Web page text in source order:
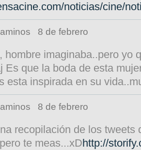
noticias/cine/
8 de febrero
hombre imaginaba..pero yo
Es que la boda de esta
esta inspirada en su
8 de febrero
recopilación de los tweets
te meas...xDhttp://